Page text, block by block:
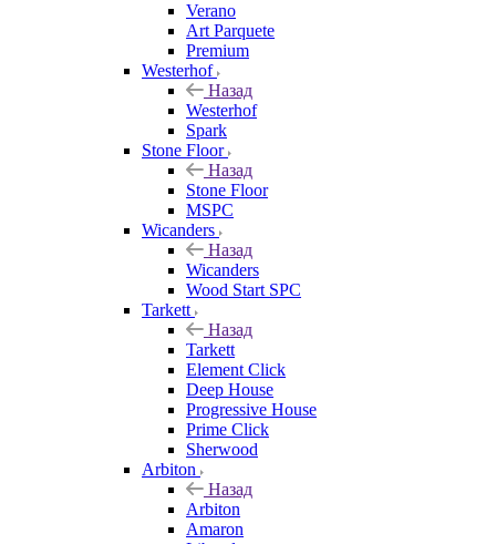
Verano
Art Parquete
Premium
Westerhof
Назад
Westerhof
Spark
Stone Floor
Назад
Stone Floor
MSPC
Wicanders
Назад
Wicanders
Wood Start SPC
Tarkett
Назад
Tarkett
Element Click
Deep House
Progressive House
Prime Click
Sherwood
Arbiton
Назад
Arbiton
Amaron